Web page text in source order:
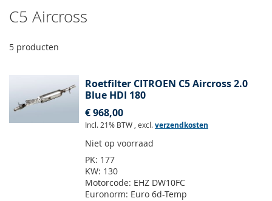
C5 Aircross
5 producten
Roetfilter CITROEN C5 Aircross 2.0
Blue HDI 180
€ 968,00
Incl. 21% BTW , excl.verzendkosten
Niet op voorraad
PK: 177
KW: 130
Motorcode: EHZ DW10FC
Euronorm: Euro 6d-Temp